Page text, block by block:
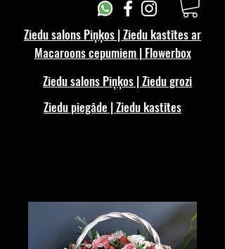
Ziedu piegāde | Ziedu kastītes
Ziedu salons Piņķos | Ziedu kastītes ar
Macaroons cepumiem | Flowerbox
Ziedu salons Piņķos | Ziedu grozi